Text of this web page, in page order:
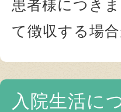
患者様につき
て徴収する場
入院生活に